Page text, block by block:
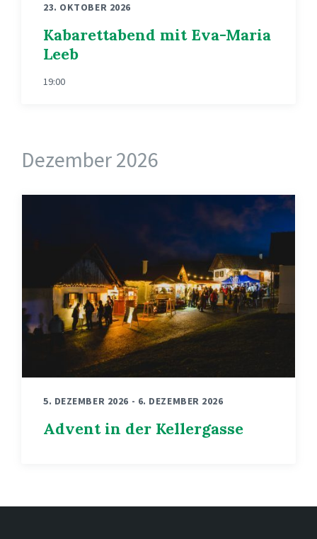
23. OKTOBER 2026
Kabarettabend mit Eva-Maria
Leeb
19:00
Dezember 2026
5. DEZEMBER 2026 - 6. DEZEMBER 2026
Advent in der Kellergasse